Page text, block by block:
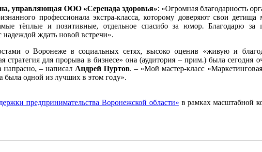
управляющая ООО «Серенада здоровья»: «Огромная благодарность
профессионала экстра-класса, которому доверяют свои
тёплые и позитивные, отдельное спасибо за юмор. Благодарю
ждать новой встречи».
о Воронеже в социальных сетях, высоко оценив «живую и
для прорыва в бизнесе» она (аудитория – прим.) была сегодня
напрасно, – написал Андрей Пуртов. – «Мой мастер-класс
была одной из лучших в этом году».
предпринимательства Воронежской области» в рамках масштабной